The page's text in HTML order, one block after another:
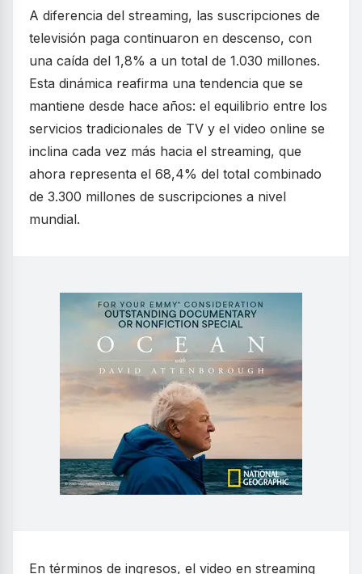
A diferencia del streaming, las suscripciones de
televisión paga continuaron en descenso, con
una caída del 1,8% a un total de 1.030 millones.
Esta dinámica reafirma una tendencia que se
mantiene desde hace años: el equilibrio entre los
servicios tradicionales de TV y el video online se
inclina cada vez más hacia el streaming, que
ahora representa el 68,4% del total combinado
de 3.300 millones de suscripciones a nivel
mundial.
En términos de ingresos, el video en streaming